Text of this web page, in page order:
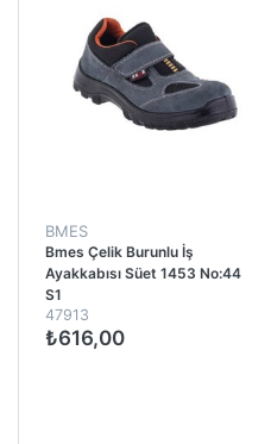
BMES
Bmes Çelik Burunlu İş
Ayakkabısı Süet 1453 No:44
S1
47913
₺616,00